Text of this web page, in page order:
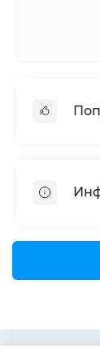
Оплата и
Партнерам
Возврат
Обратная